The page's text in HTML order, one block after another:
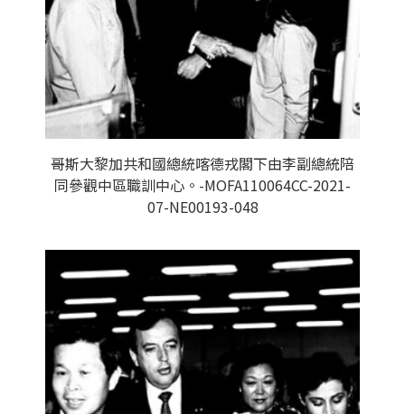
哥斯大黎加共和國總統喀德戎閣下由李副總統陪
同參觀中區職訓中心。-MOFA110064CC-2021-
07-NE00193-048